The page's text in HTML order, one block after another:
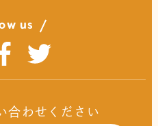
us
合わせください